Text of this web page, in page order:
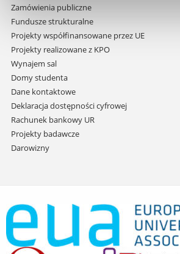
Zamówienia publiczne
Fundusze strukturalne
Projekty współfinansowane przez UE
Projekty realizowane z KPO
Wynajem sal
Domy studenta
Dane kontaktowe
Deklaracja dostępności cyfrowej
Rachunek bankowy UR
Projekty badawcze
Darowizny